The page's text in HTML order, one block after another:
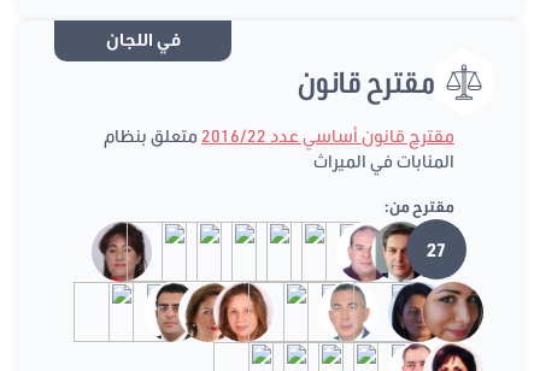
في اللجان
مقترح قانون
مقترح قانون أساسي عدد 2016/22
متعلق بنظام
المنابات في الميراث
مقترح من:
27